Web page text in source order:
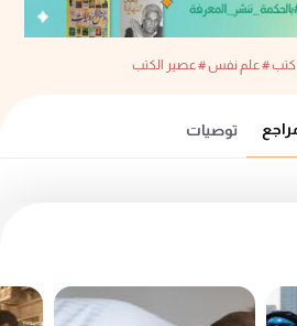
كتب# علم نفس# عصير الكتب
توصيات